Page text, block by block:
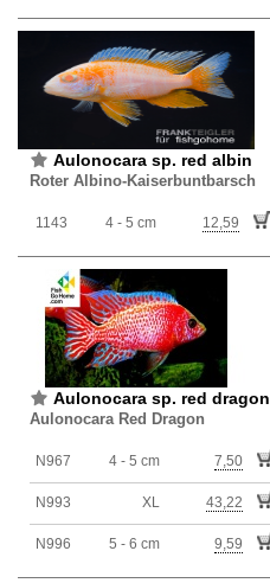
Aulonocara sp. red albin
Roter Albino-Kaiserbuntbarsch
1143 4 - 5 cm 12,59
Aulonocara sp. red dragon
Aulonocara Red Dragon
N967 4 - 5 cm 7,50
N993 XL 43,22
N996 5 - 6 cm 9,59